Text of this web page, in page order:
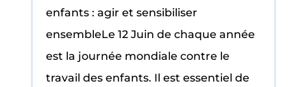
enfants : agir et sensibiliser
ensembleLe 12 Juin de chaque année
est la journée mondiale contre le
travail des enfants. Il est essentiel de